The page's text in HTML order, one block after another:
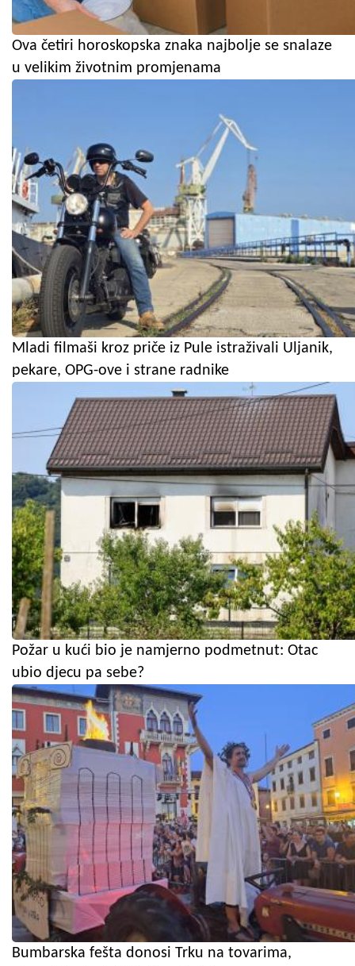
Ova četiri horoskopska znaka najbolje se snalaze
u velikim životnim promjenama
Mladi filmaši kroz priče iz Pule istraživali Uljanik,
pekare, OPG-ove i strane radnike
Požar u kući bio je namjerno podmetnut: Otac
ubio djecu pa sebe?
Bumbarska fešta donosi Trku na tovarima,